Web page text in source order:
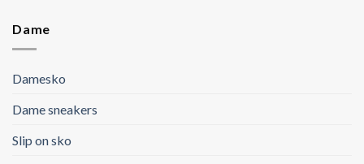
Dame
Damesko
Dame sneakers
Slip on sko